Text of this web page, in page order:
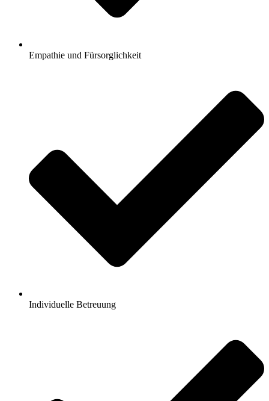
Empathie und Fürsorglichkeit
Individuelle Betreuung